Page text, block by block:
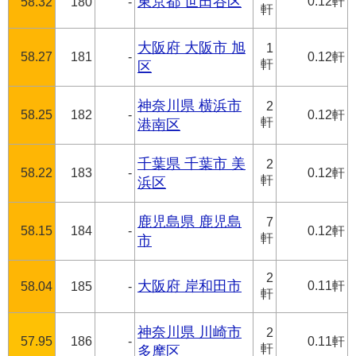
軒
58.27 181 -
大阪府 大阪市 旭
区
1
軒
0.12軒
58.25 182 -
神奈川県 横浜市
港南区
2
軒
0.12軒
58.22 183 -
千葉県 千葉市 美
浜区
2
軒
0.12軒
58.15 184 -
鹿児島県 鹿児島
市
7
軒
0.12軒
58.04 185 - 大阪府 岸和田市
2
軒
0.11軒
57.95 186 -
神奈川県 川崎市
多摩区
2
軒
0.11軒